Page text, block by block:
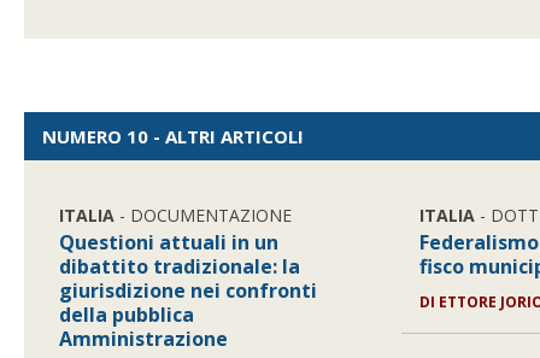
NUMERO 10 - ALTRI ARTICOLI
ITALIA - DOCUMENTAZIONE
Questioni attuali in un
dibattito tradizionale: la
giurisdizione nei confronti
della pubblica
Amministrazione
ITALIA -
fisco
DI ETTORE